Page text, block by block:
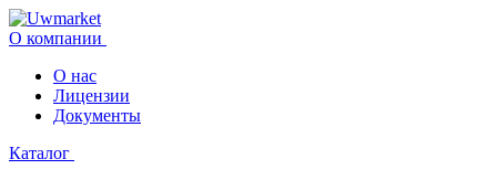
О компании
О нас
Лицензии
Документы
Каталог